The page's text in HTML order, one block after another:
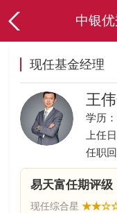
中银
现任基金经理
王
学历
上任
任职
易天富任期评级
现任综合星